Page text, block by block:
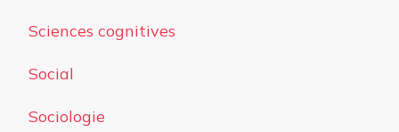
Sciences cognitives
Social
Sociologie